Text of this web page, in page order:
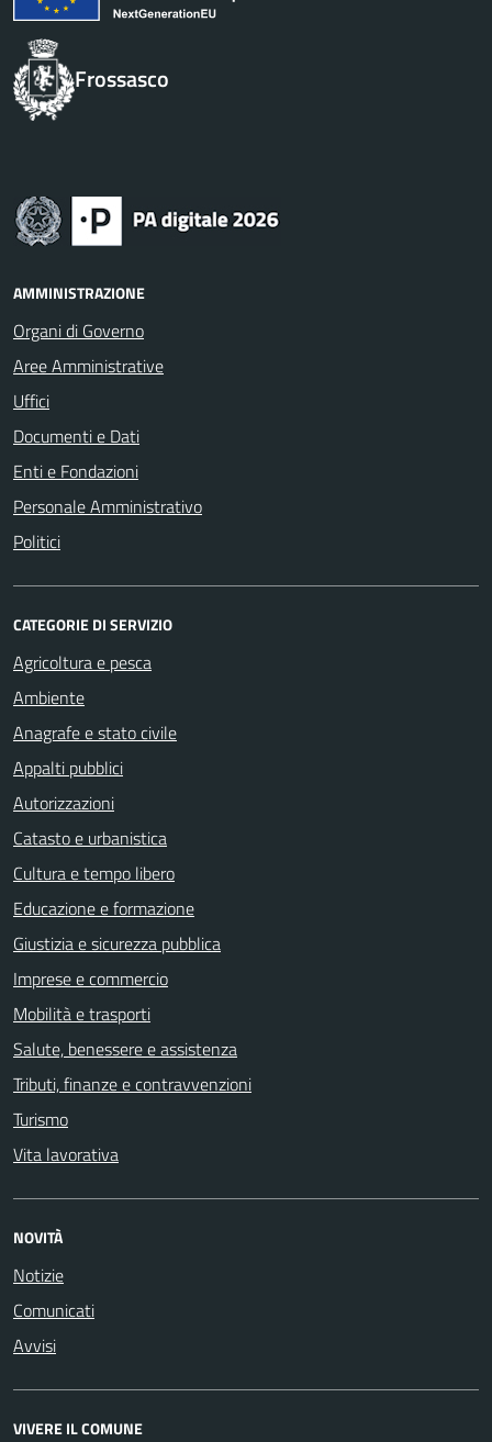
Frossasco
AMMINISTRAZIONE
Organi di Governo
Aree Amministrative
Uffici
Documenti e Dati
Enti e Fondazioni
Personale Amministrativo
Politici
CATEGORIE DI SERVIZIO
Agricoltura e pesca
Ambiente
Anagrafe e stato civile
Appalti pubblici
Autorizzazioni
Catasto e urbanistica
Cultura e tempo libero
Educazione e formazione
Giustizia e sicurezza pubblica
Imprese e commercio
Mobilità e trasporti
Salute, benessere e assistenza
Tributi, finanze e contravvenzioni
Turismo
Vita lavorativa
NOVITÀ
Notizie
Comunicati
Avvisi
VIVERE IL COMUNE